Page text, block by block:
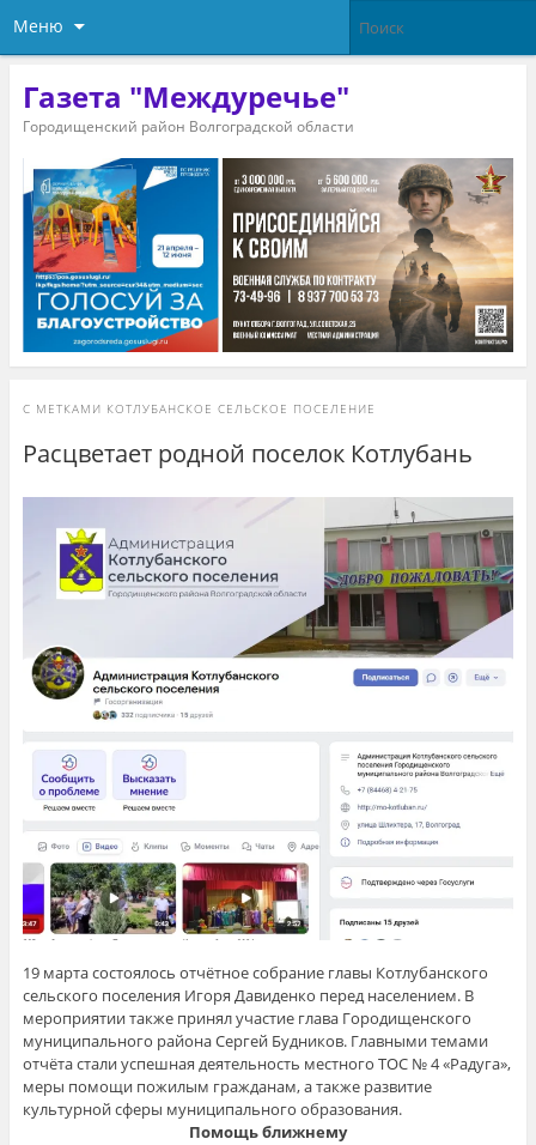
Меню
Газета "Междуречье"
Городищенский район Волгоградской области
С МЕТКАМИ КОТЛУБАНСКОЕ СЕЛЬСКОЕ ПОСЕЛЕНИЕ
Расцветает родной поселок Котлубань
19 марта состоялось отчётное собрание главы Котлубанского
сельского поселения Игоря Давиденко перед населением. В
мероприятии также принял участие глава Городищенского
муниципального района Сергей Будников. Главными темами
отчёта стали успешная деятельность местного ТОС № 4 «Радуга»,
меры помощи пожилым гражданам, а также развитие
культурной сферы муниципального образования.
Помощь ближнему